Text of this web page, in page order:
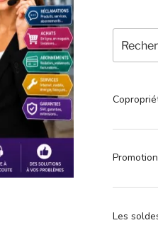
pour
:
Les